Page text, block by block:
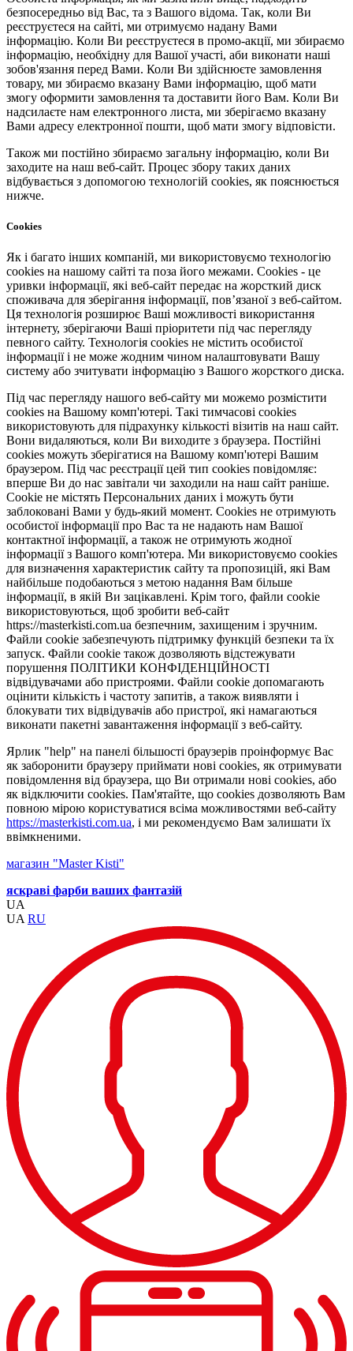
безпосередньо від Вас, та з Вашого відома. Так, коли Ви
реєструєтеся на сайті, ми отримуємо надану Вами
інформацію. Коли Ви реєструєтеся в промо-акції, ми збираємо
інформацію, необхідну для Вашої участі, аби виконати наші
зобов'язання перед Вами. Коли Ви здійснюєте замовлення
товару, ми збираємо вказану Вами інформацію, щоб мати
змогу оформити замовлення та доставити його Вам. Коли Ви
надсилаєте нам електронного листа, ми зберігаємо вказану
Вами адресу електронної пошти, щоб мати змогу відповісти.
Також ми постійно збираємо загальну інформацію, коли Ви
заходите на наш веб-сайт. Процес збору таких даних
відбувається з допомогою технологій cookies, як пояснюється
нижче.
Cookies
Як і багато інших компаній, ми використовуємо технологію
cookies на нашому сайті та поза його межами. Cookies - це
уривки інформації, які веб-сайт передає на жорсткий диск
споживача для зберігання інформації, пов’язаної з веб-сайтом.
Ця технологія розширює Ваші можливості використання
інтернету, зберігаючи Ваші пріоритети під час перегляду
певного сайту. Технологія cookies не містить особистої
інформації і не може жодним чином налаштовувати Вашу
систему або зчитувати інформацію з Вашого жорсткого диска.
Під час перегляду нашого веб-сайту ми можемо розмістити
cookies на Вашому комп'ютері. Такі тимчасові cookies
використовують для підрахунку кількості візитів на наш сайт.
Вони видаляються, коли Ви виходите з браузера. Постійні
cookies можуть зберігатися на Вашому комп'ютері Вашим
браузером. Під час реєстрації цей тип cookies повідомляє:
вперше Ви до нас завітали чи заходили на наш сайт раніше.
Cookie не містять Персональних даних і можуть бути
заблоковані Вами у будь-який момент. Сookies не отримують
особистої інформації про Вас та не надають нам Вашої
контактної інформації, а також не отримують жодної
інформації з Вашого комп'ютера. Ми використовуємо cookies
для визначення характеристик сайту та пропозицій, які Вам
найбільше подобаються з метою надання Вам більше
інформації, в якій Ви зацікавлені. Крім того, файли cookie
використовуються, щоб зробити веб-сайт
https://masterkisti.com.ua безпечним, захищеним і зручним.
Файли cookie забезпечують підтримку функцій безпеки та їх
запуск. Файли cookie також дозволяють відстежувати
порушення ПОЛІТИКИ КОНФІДЕНЦІЙНОСТІ
відвідувачами або пристроями. Файли cookie допомагають
оцінити кількість і частоту запитів, а також виявляти і
блокувати тих відвідувачів або пристрої, які намагаються
виконати пакетні завантаження інформації з веб-сайту.
Ярлик "help" на панелі більшості браузерів проінформує Вас
як заборонити браузеру приймати нові cookies, як отримувати
повідомлення від браузера, що Ви отримали нові cookies, або
як відключити cookies. Пам'ятайте, що cookies дозволяють Вам
повною мірою користуватися всіма можливостями веб-сайту
https://masterkisti.com.ua, і ми рекомендуємо Вам залишати їх
ввімкненими.
магазин "Master Kisti"
яскраві фарби ваших фантазій
UA
UA RU